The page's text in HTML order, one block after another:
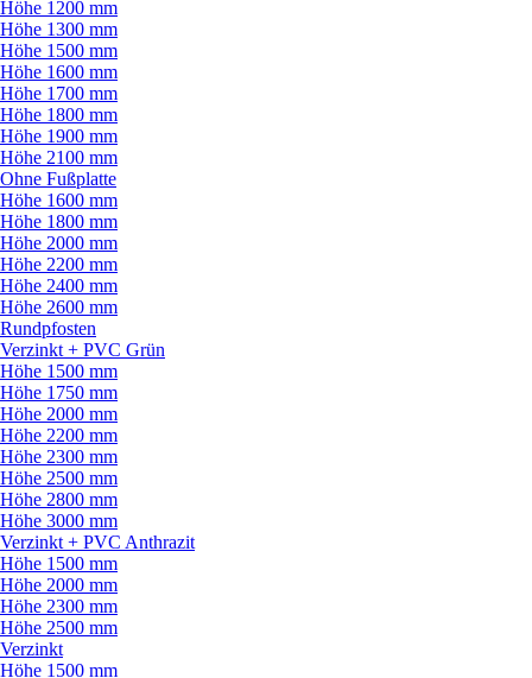
Höhe 1200 mm
Höhe 1300 mm
Höhe 1500 mm
Höhe 1600 mm
Höhe 1700 mm
Höhe 1800 mm
Höhe 1900 mm
Höhe 2100 mm
Ohne Fußplatte
Höhe 1600 mm
Höhe 1800 mm
Höhe 2000 mm
Höhe 2200 mm
Höhe 2400 mm
Höhe 2600 mm
Rundpfosten
Verzinkt + PVC Grün
Höhe 1500 mm
Höhe 1750 mm
Höhe 2000 mm
Höhe 2200 mm
Höhe 2300 mm
Höhe 2500 mm
Höhe 2800 mm
Höhe 3000 mm
Verzinkt + PVC Anthrazit
Höhe 1500 mm
Höhe 2000 mm
Höhe 2300 mm
Höhe 2500 mm
Verzinkt
Höhe 1500 mm